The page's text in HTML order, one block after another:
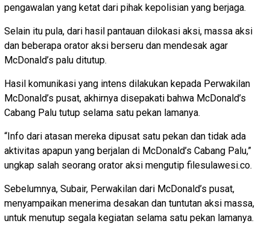
pengawalan yang ketat dari pihak kepolisian yang berjaga.
Selain itu pula, dari hasil pantauan dilokasi aksi, massa aksi
dan beberapa orator aksi berseru dan mendesak agar
McDonald’s palu ditutup.
Hasil komunikasi yang intens dilakukan kepada Perwakilan
McDonald’s pusat, akhirnya disepakati bahwa McDonald’s
Cabang Palu tutup selama satu pekan lamanya.
“Info dari atasan mereka dipusat satu pekan dan tidak ada
aktivitas apapun yang berjalan di McDonald’s Cabang Palu,”
ungkap salah seorang orator aksi mengutip filesulawesi.co.
Sebelumnya, Subair, Perwakilan dari McDonald’s pusat,
menyampaikan menerima desakan dan tuntutan aksi massa,
untuk menutup segala kegiatan selama satu pekan lamanya.